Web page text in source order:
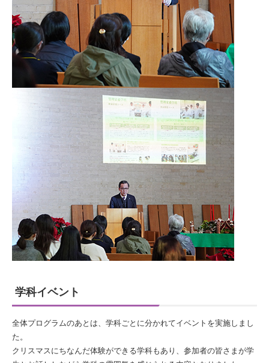
学科イベント
全体プログラムのあとは、学科ごとに分かれてイベントを実施しまし
た。
クリスマスにちなんだ体験ができる学科もあり、参加者の皆さまが学